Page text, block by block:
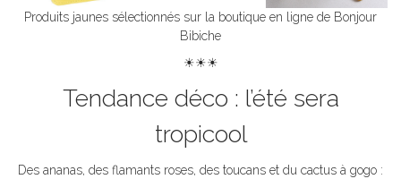
Produits jaunes sélectionnés sur la boutique en ligne de Bonjour
Bibiche
☀☀☀
Tendance déco : l’été sera
tropicool
Des ananas, des flamants roses, des toucans et du cactus à gogo :